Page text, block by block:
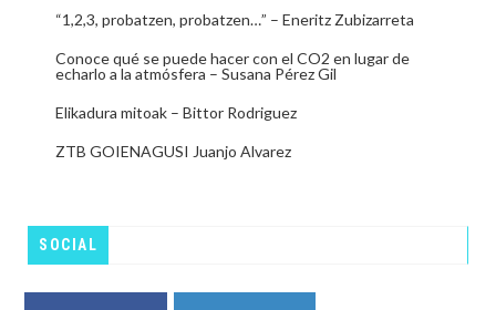
“1,2,3, probatzen, probatzen…” – Eneritz Zubizarreta
Conoce qué se puede hacer con el CO2 en lugar de
echarlo a la atmósfera – Susana Pérez Gil
Elikadura mitoak – Bittor Rodriguez
ZTB GOIENAGUSI Juanjo Alvarez
SOCIAL